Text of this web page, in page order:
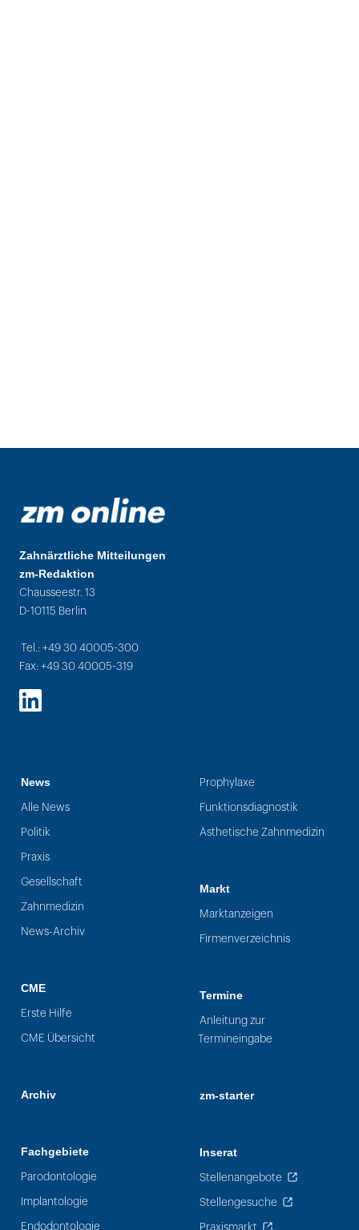
Zahnärztliche Mitteilungen
zm-Redaktion
Chausseestr. 13
D-10115 Berlin
Tel.: +49 30 40005-300
Fax: +49 30 40005-319
LinkedIn
News
Alle News
Politik
Praxis
Gesellschaft
Zahnmedizin
News-Archiv
CME
Erste Hilfe
CME Übersicht
Archiv
Fachgebiete
Parodontologie
Implantologie
Endodontologie
Prophylaxe
Funktionsdiagnostik
Ästhetische Zahnmedizin
Markt
Marktanzeigen
Firmenverzeichnis
Termine
Anleitung zur
Termineingabe
zm-starter
Inserat
Stellenangebote
Stellengesuche
Praxismarkt